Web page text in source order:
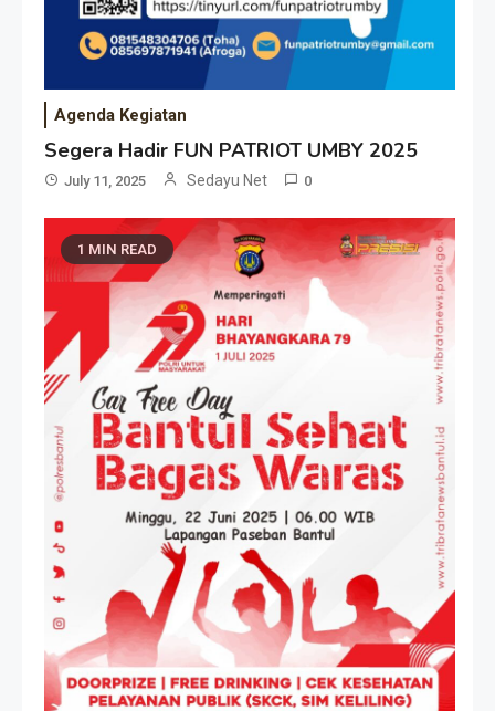
Agenda Kegiatan
Segera Hadir FUN PATRIOT UMBY 2025
July 11, 2025 Sedayu Net 0
1 MIN READ